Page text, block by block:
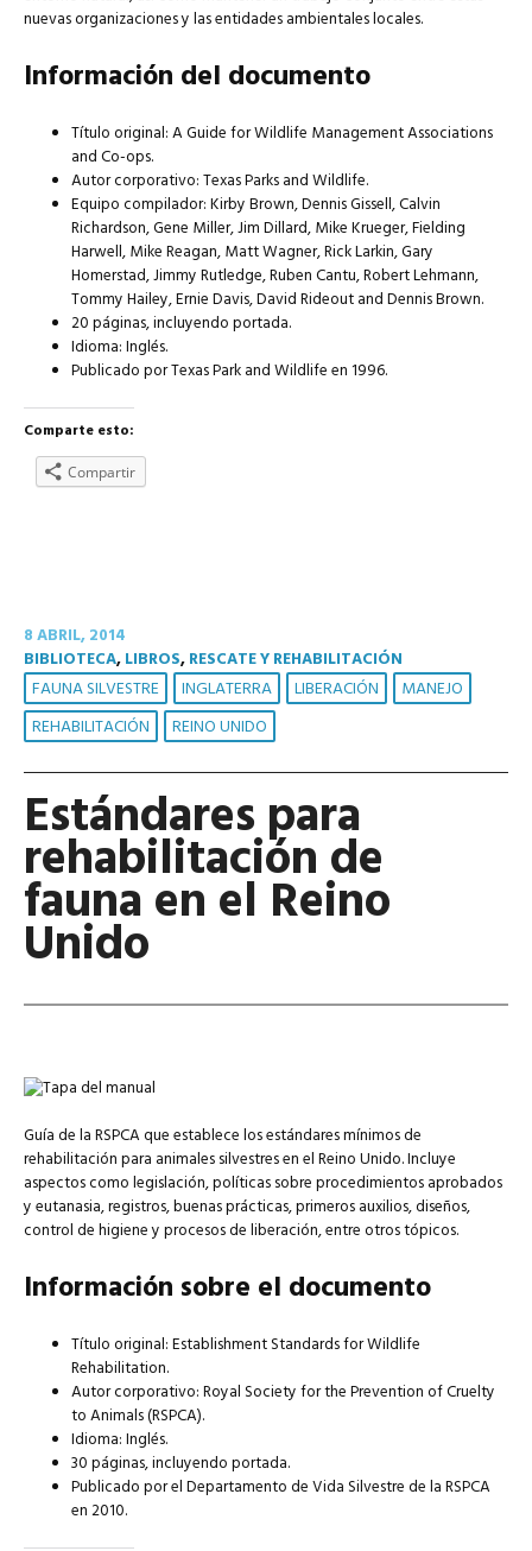
nuevas organizaciones y las entidades ambientales locales.
Información del documento
Título original: A Guide for Wildlife Management Associations
and Co-ops.
Autor corporativo: Texas Parks and Wildlife.
Equipo compilador: Kirby Brown, Dennis Gissell, Calvin
Richardson, Gene Miller, Jim Dillard, Mike Krueger, Fielding
Harwell, Mike Reagan, Matt Wagner, Rick Larkin, Gary
Homerstad, Jimmy Rutledge, Ruben Cantu, Robert Lehmann,
Tommy Hailey, Ernie Davis, David Rideout and Dennis Brown.
20 páginas, incluyendo portada.
Idioma: Inglés.
Publicado por Texas Park and Wildlife en 1996.
Comparte esto:
Compartir
8 ABRIL, 2014
BIBLIOTECA,LIBROS,RESCATE Y REHABILITACIÓN
FAUNA SILVESTRE INGLATERRA LIBERACIÓN
MANEJO
REHABILITACIÓN
REINO UNIDO
Estándares para
rehabilitación de
fauna en el Reino
Unido
Guía de la RSPCA que establece los estándares mínimos de
rehabilitación para animales silvestres en el Reino Unido. Incluye
aspectos como legislación, políticas sobre procedimientos aprobados
y eutanasia, registros, buenas prácticas, primeros auxilios, diseños,
control de higiene y procesos de liberación, entre otros tópicos.
Información sobre el documento
Título original: Establishment Standards for Wildlife
Rehabilitation.
Autor corporativo: Royal Society for the Prevention of Cruelty
to Animals (RSPCA).
Idioma: Inglés.
30 páginas, incluyendo portada.
Publicado por el Departamento de Vida Silvestre de la RSPCA
en 2010.